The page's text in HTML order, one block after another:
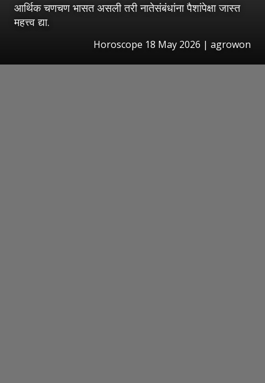
आर्थिक चणचण भासत असली तरी नातेसंबंधांना पैशांपेक्षा जास्त
महत्त्व द्या.
Horoscope 18 May 2026 | agrowon